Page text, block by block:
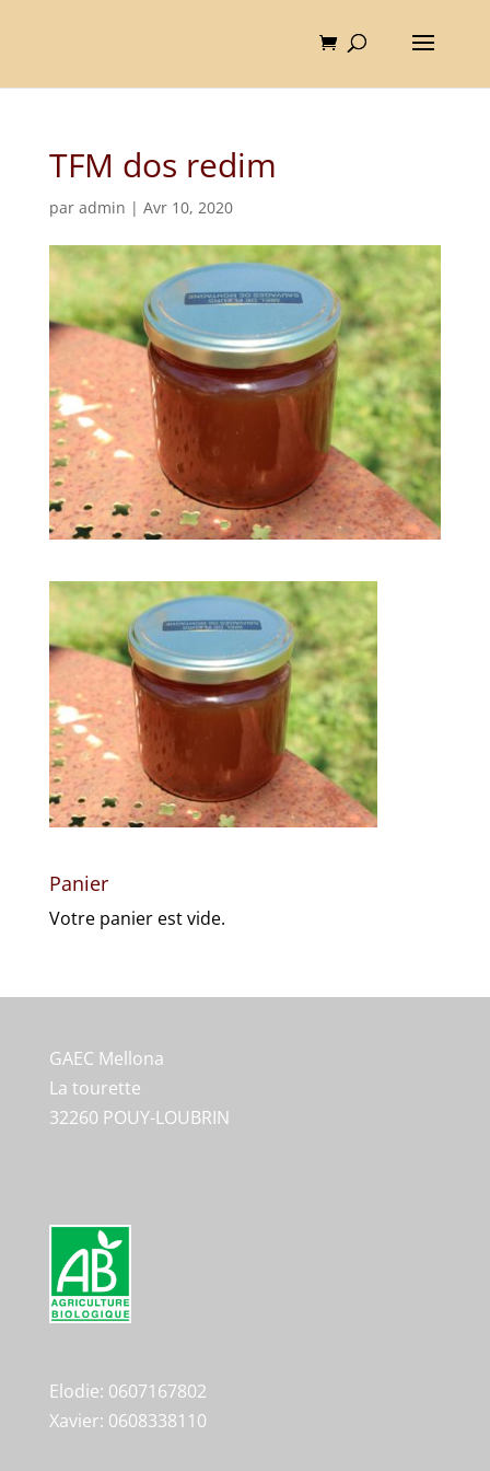
TFM dos redim
par admin | Avr 10, 2020
Panier
Votre panier est vide.
GAEC Mellona
La tourette
32260 POUY-LOUBRIN
Elodie: 0607167802
Xavier: 0608338110